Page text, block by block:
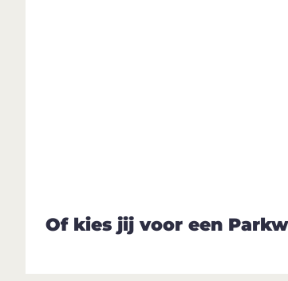
Of kies jij voor een